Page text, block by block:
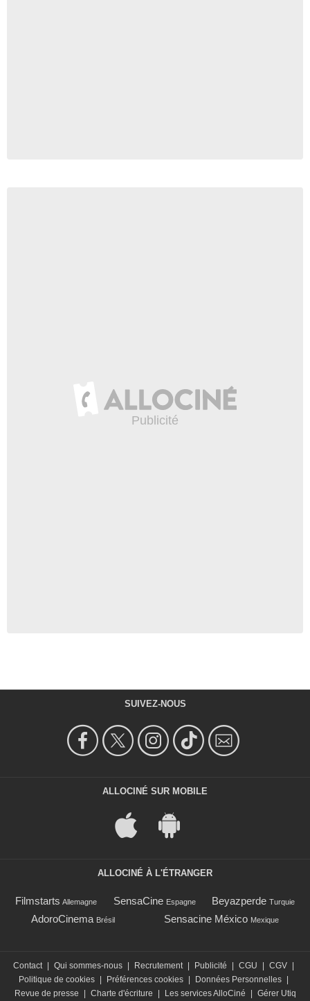
SUIVEZ-NOUS
ALLOCINÉ SUR MOBILE
ALLOCINÉ À L'ÉTRANGER
Filmstarts Allemagne SensaCine Espagne Beyazperde Turquie
AdoroCinema Brésil Sensacine México Mexique
Contact | Qui sommes-nous | Recrutement | Publicité | CGU | CGV |
Politique de cookies | Préférences cookies | Données Personnelles |
Revue de presse
| Charte d'écriture | Les services AlloCiné | Gérer Utiq